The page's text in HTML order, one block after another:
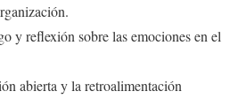
y reflexión sobre las emociones en el
abierta y la retroalimentación